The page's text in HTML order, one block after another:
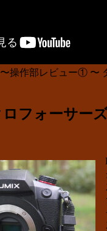
操作部レビュー① 〜
フォーサー